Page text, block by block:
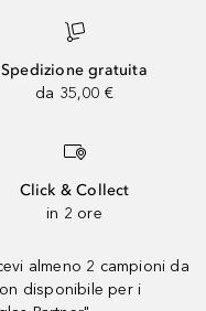
Spedizione gratuita
da 35,00 €
Click & Collect
in 2 ore
almeno 2 campioni da
disponibile per i